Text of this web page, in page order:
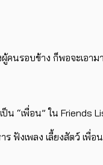
คนรอบข้าง ก็พอจะเอาม
น “เพื่อน” ใน Friends
ฟังเพลง เลี้ยงสัตว์ เพื่